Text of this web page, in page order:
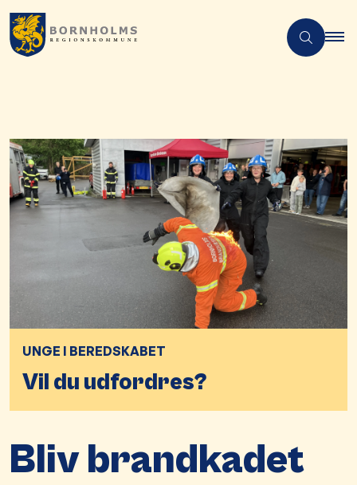
UNGE I BEREDSKABET
Vil du udfordres?
Bliv brandkadet